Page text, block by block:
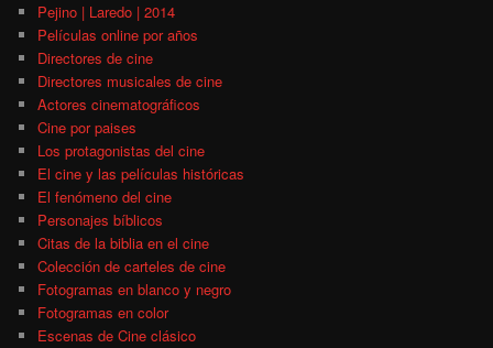
Pejino | Laredo | 2014
Películas online por años
Directores de cine
Directores musicales de cine
Actores cinematográficos
Cine por paises
Los protagonistas del cine
El cine y las películas históricas
El fenómeno del cine
Personajes bíblicos
Citas de la biblia en el cine
Colección de carteles de cine
Fotogramas en blanco y negro
Fotogramas en color
Escenas de Cine clásico